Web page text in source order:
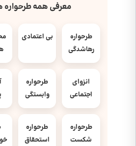
معرفی همه طرحواره
طرحواره
رهاشدگی
بی اعتمادی
انزوای
اجتماعی
طرحواره
وابستگی
طرحواره
شکست
طرحواره
استحقاق